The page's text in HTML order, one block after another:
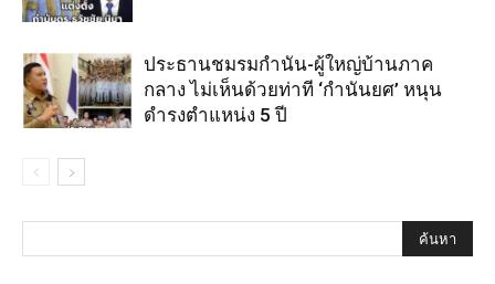
ประธานชมรมกำนัน-ผู้ใหญ่บ้านภาค
กลาง ไม่เห็นด้วยท่าที ‘กำนันยศ’ หนุน
ดำรงตำแหน่ง 5 ปี